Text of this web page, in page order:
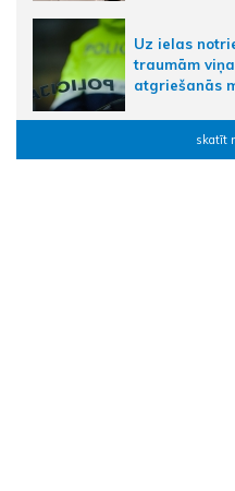
Uz ielas
traumām
atgriešanās
skatīt